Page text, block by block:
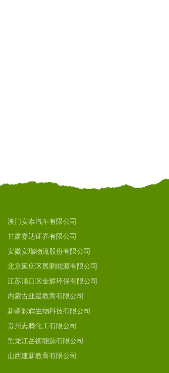
澳门安泰汽车有限公司
甘肃嘉达证券有限公司
安徽安瑞物流股份有限公司
北京延庆区展鹏能源有限公司
江苏浦口区金辉环保有限公司
内蒙古亚星教育有限公司
新疆彩辉生物科技有限公司
贵州志腾化工有限公司
黑龙江岳衡能源有限公司
山西建新教育有限公司